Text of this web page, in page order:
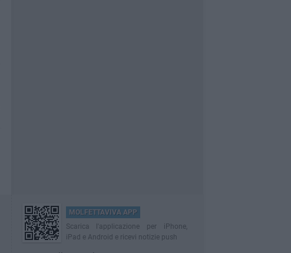
MOLFETTAVIVA APP
Scarica l'applicazione per iPhone,
iPad e Android e ricevi notizie push